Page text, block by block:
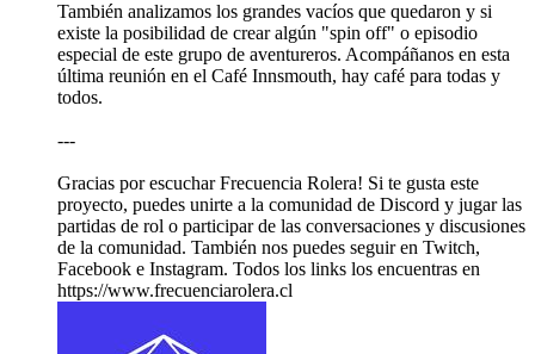
También analizamos los grandes vacíos que quedaron y si
existe la posibilidad de crear algún "spin off" o episodio
especial de este grupo de aventureros. Acompáñanos en esta
última reunión en el Café Innsmouth, hay café para todas y
todos.
---
Gracias por escuchar Frecuencia Rolera! Si te gusta este
proyecto, puedes unirte a la comunidad de Discord y jugar las
partidas de rol o participar de las conversaciones y discusiones
de la comunidad. También nos puedes seguir en Twitch,
Facebook e Instagram. Todos los links los encuentras en
https://www.frecuenciarolera.cl